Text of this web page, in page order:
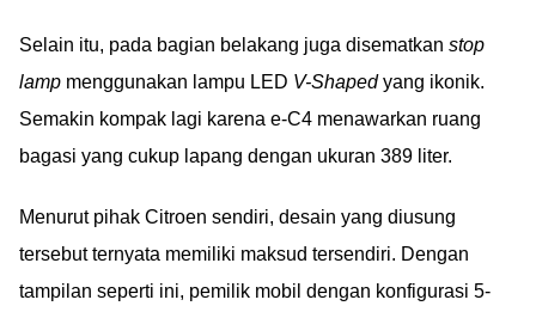
Selain itu, pada bagian belakang juga disematkan stop
lamp menggunakan lampu LED V-Shapedyang ikonik.
Semakin kompak lagi karena e-C4 menawarkan ruang
bagasi yang cukup lapang dengan ukuran 389 liter.
Menurut pihak Citroen sendiri, desain yang diusung
tersebut ternyata memiliki maksud tersendiri. Dengan
tampilan seperti ini, pemilik mobil dengan konfigurasi 5-